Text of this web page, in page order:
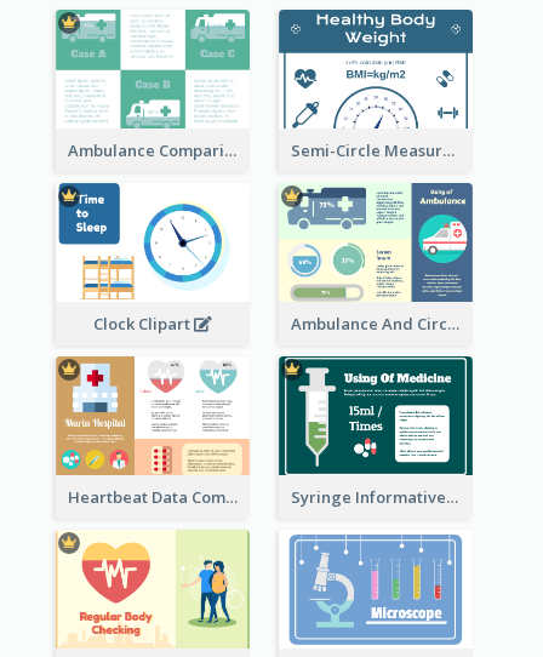
Ambulance Comparison Semi-Circle Measurement Clipart
Clock Clipart Ambulance And Circular Informative Report
Heartbeat Data Comparison Syringe Informative Clipart